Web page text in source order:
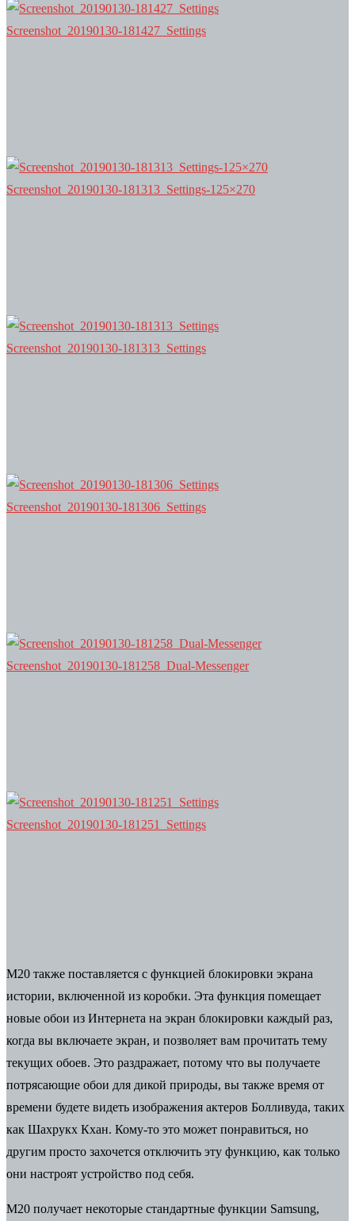
Screenshot_20190130-181427_Settings
Screenshot_20190130-181313_Settings-125×270
Screenshot_20190130-181313_Settings
Screenshot_20190130-181306_Settings
Screenshot_20190130-181258_Dual-Messenger
Screenshot_20190130-181251_Settings
M20 также поставляется с функцией блокировки экрана
истории, включенной из коробки. Эта функция помещает
новые обои из Интернета на экран блокировки каждый раз,
когда вы включаете экран, и позволяет вам прочитать тему
текущих обоев. Это раздражает, потому что вы получаете
потрясающие обои для дикой природы, вы также время от
времени будете видеть изображения актеров Болливуда, таких
как Шахрукх Кхан. Кому-то это может понравиться, но
другим просто захочется отключить эту функцию, как только
они настроят устройство под себя.
M20 получает некоторые стандартные функции Samsung,